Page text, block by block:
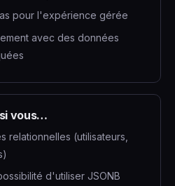
pour l'expérience gérée
avec des données
vous…
relationnelles (utilisateurs,
d'utiliser JSONB